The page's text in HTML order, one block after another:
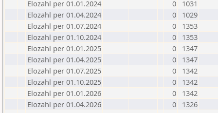
Elozahl per 01.01.2024
0
1031
Elozahl per 01.04.2024
0
1029
Elozahl per 01.07.2024
0
1353
Elozahl per 01.10.2024
0
1353
Elozahl per 01.01.2025
0
1347
Elozahl per 01.04.2025
0
1347
Elozahl per 01.07.2025
0
1342
Elozahl per 01.10.2025
0
1342
Elozahl per 01.01.2026
0
1342
Elozahl per 01.04.2026
0
1326